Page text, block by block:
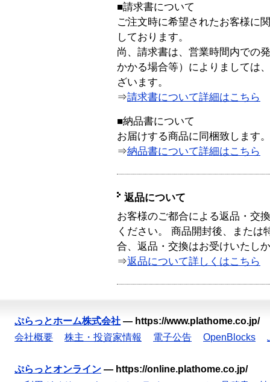
■請求書について
ご注文時に希望されたお客様に
しております。
尚、請求書は、営業時間内での
かかる場合等）によりましては
ざいます。
⇒請求書について詳細はこちら
■納品書について
お届けする商品に同梱致します。
⇒納品書について詳細はこちら
返品について
お客様のご都合による返品・交
ください。 商品開封後、または
合、返品・交換はお受けいたし
⇒返品について詳しくはこちら
ぷらっとホーム株式会社 — https://www.plathome.co.jp/
会社概要
株主・投資家情報 電子公告 OpenBlocks
ぷらっとオンライン — https://online.plathome.co.jp/